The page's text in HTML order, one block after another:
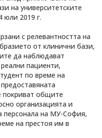
на университетските
юли 2019 г.
с релевантността на
от клинични бази,
да наблюдават
пациенти,
по време на
покриват общите
организацията и
персонала на МУ-София,
на престоя им в